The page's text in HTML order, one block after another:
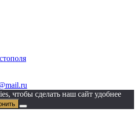
чтобы сделать наш сайт удобнее